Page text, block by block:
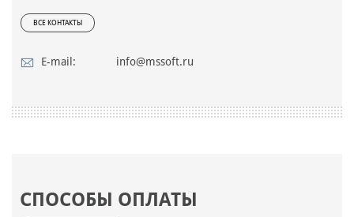
ВСЕ КОНТАКТЫ
E-mail: info@mssoft.ru
СПОСОБЫ ОПЛАТЫ